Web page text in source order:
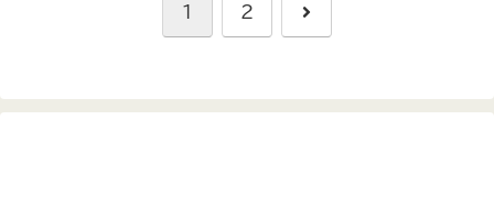
1 2 次